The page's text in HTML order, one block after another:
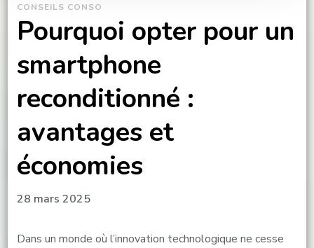
CONSEILS CONSO
Pourquoi opter pour un
smartphone
reconditionné :
avantages et
économies
28 mars 2025
Dans un monde où l’innovation technologique ne cesse